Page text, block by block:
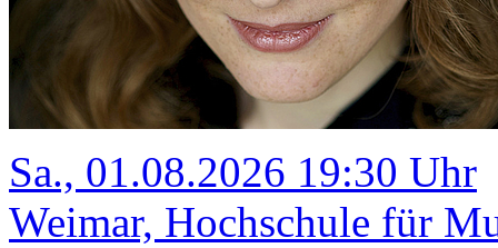
Sa., 01.08.2026 19:30 Uhr
Weimar, Hochschule für